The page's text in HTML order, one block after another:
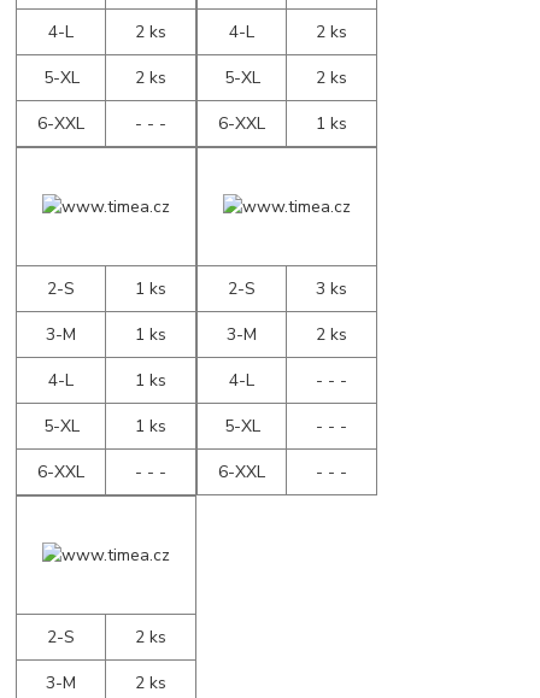
4-L
2 ks
5-XL
2 ks
6-XXL
- - -
4-L
2 ks
5-XL
2 ks
6-XXL
1 ks
2-S
1 ks
3-M
1 ks
4-L
1 ks
5-XL
1 ks
6-XXL
- - -
2-S
3 ks
3-M
2 ks
4-L
- - -
5-XL
- - -
6-XXL
- - -
2-S
2 ks
3-M
2 ks